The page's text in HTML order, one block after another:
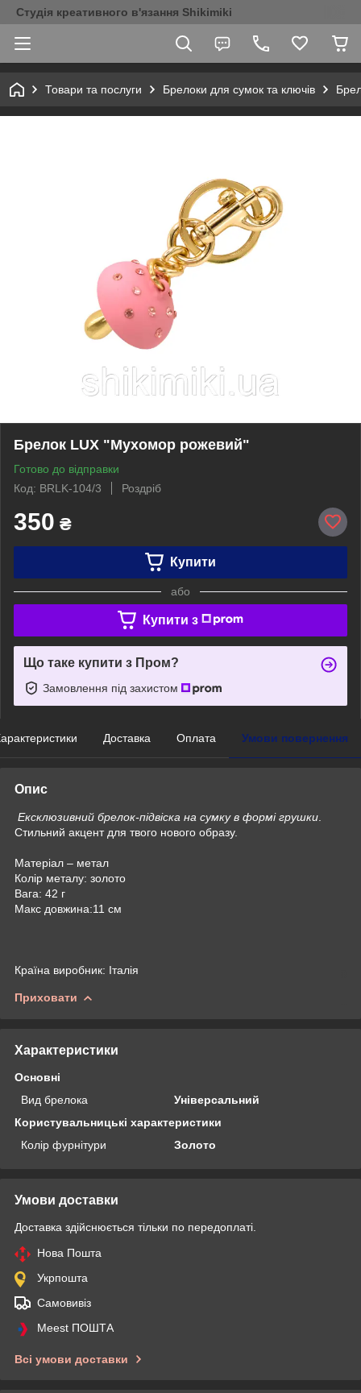
Студія креативного в'язання Shikimiki
Товари та послуги Брелоки для сумок та ключів
Брелок LUX "Мухомор рожевий"
Готово до відправки
Код: BRLK-104/3
Роздріб
350 ₴
Купити
або
Купити з
Що таке купити з Пром?
Замовлення під захистом
Доставка Оплата Умови повернення
Опис
Ексклюзивний брелок-підвіска на сумку в формі грушки
Стильний акцент для твого нового образу.
Матеріал – метал
Колір металу: золото
Вага: 42 г
Макс довжина:11 см
Країна виробник: Італія
Приховати
Характеристики
Основні
Вид брелока
Універсальний
Користувальницькі характеристики
Колір фурнітури
Золото
Умови доставки
Доставка здійснюється тільки по передоплаті.
Нова Пошта
Укрпошта
Самовивіз
Meest ПОШТА
Всі умови доставки